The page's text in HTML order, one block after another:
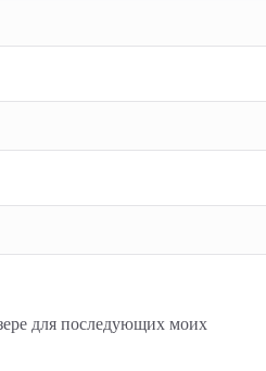
для последующих моих